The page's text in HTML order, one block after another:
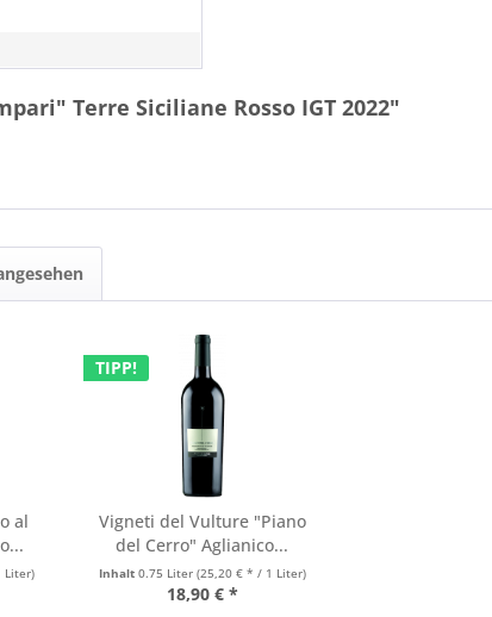
Terre Siciliane Rosso IGT 2022"
al
Liter)
TIPP!
Vigneti del Vulture "Piano
del Cerro" Aglianico...
Inhalt 0.75 Liter (25,20 € * / 1 Liter)
18,90 € *